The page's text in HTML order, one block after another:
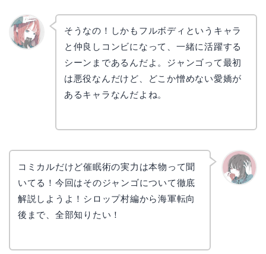
そうなの！しかもフルボディというキャラ
と仲良しコンビになって、一緒に活躍する
シーンまであるんだよ。ジャンゴって最初
は悪役なんだけど、どこか憎めない愛嬌が
あるキャラなんだよね。
コミカルだけど催眠術の実力は本物って聞
いてる！今回はそのジャンゴについて徹底
解説しようよ！シロップ村編から海軍転向
後まで、全部知りたい！